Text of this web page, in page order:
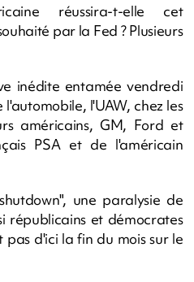
réussira-t-elle cet
par la Fed ? Plusieurs
inédite entamée vendredi
l'UAW, chez les
américains, GM, Ford et
PSA et de l'américain
une paralysie de
républicains et démocrates
pas d'ici la fin du mois sur le